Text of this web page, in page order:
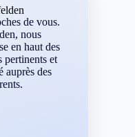
de vous.
nous
en haut des
pertinents et
auprès des